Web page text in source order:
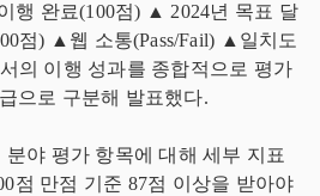
행 완료(100점) ▲ 2024년 목표 달
점) ▲웹 소통(Pass/Fail) ▲일치도
의 이행 성과를 종합적으로 평가
으로 구분해 발표했다.
야 평가 항목에 대해 세부 지표
점 만점 기준 87점 이상을 받아야